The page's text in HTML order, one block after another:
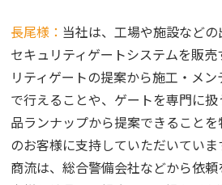
長尾様： 当社は、工場や施設などの
セキュリティゲートシステムを販
リティゲートの提案から施工・メ
で行えることや、ゲートを専門に
品ランナップから提案できること
のお客様に支持していただいていま
商流は、総合警備会社などから依